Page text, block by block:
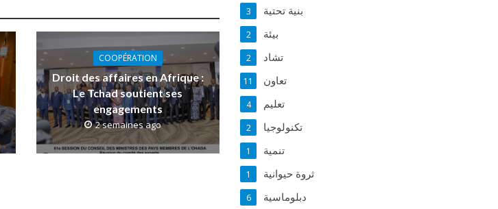
COOPÉRATION
Droit des affaires en Afrique :
Le Tchad soutient ses
engagements
2 semaines ago
بنية تحتية 3
بيئة 2
تشاد 2
تعاون 11
تعليم 4
تكنولوجيا 2
تنمية 1
ثروة حيوانية 1
دبلوماسية 6